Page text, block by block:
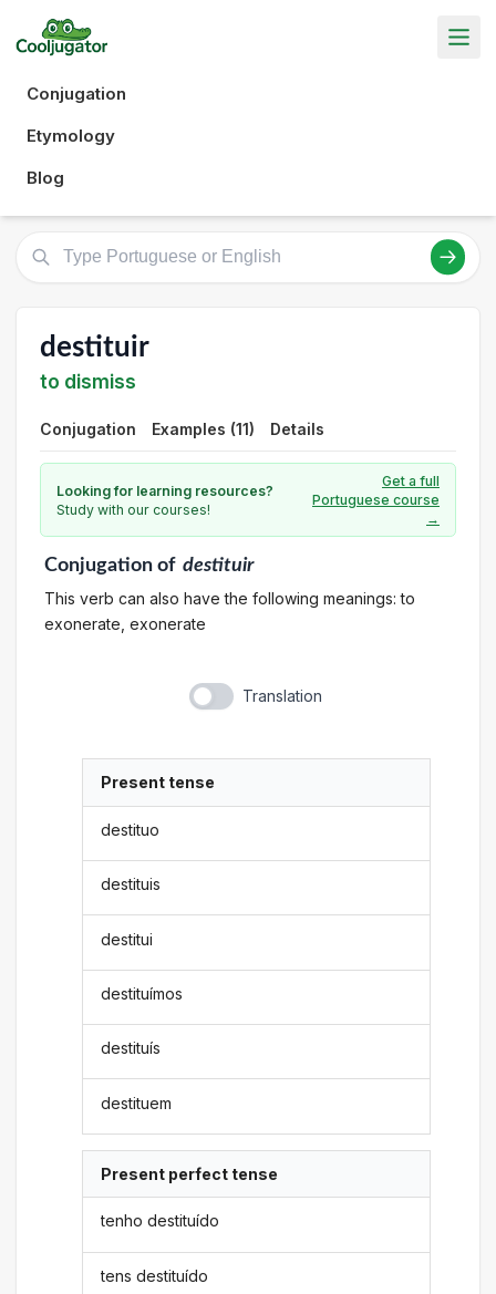
Conjugation
Etymology
Blog
destituir
to dismiss
Conjugation Examples (11) Details
Looking for learning resources?
Study with our courses!
Get a full
Portuguese course
→
Conjugationof destituir
This verb can also have the following meanings: to
exonerate, exonerate
Translation
Present tense
destituo
destituis
destitui
destituímos
destituís
destituem
Present perfect tense
tenho destituído
tens destituído